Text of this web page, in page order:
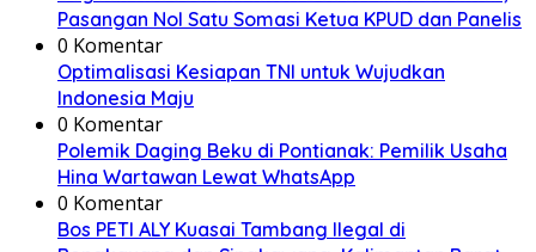
Pasangan Nol Satu Somasi Ketua KPUD dan Panelis
0 Komentar
Optimalisasi Kesiapan TNI untuk Wujudkan
Indonesia Maju
0 Komentar
Polemik Daging Beku di Pontianak: Pemilik Usaha
Hina Wartawan Lewat WhatsApp
0 Komentar
Bos PETI ALY Kuasai Tambang Ilegal di